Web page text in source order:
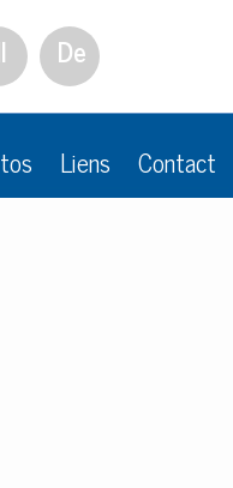
De
Liens Contact